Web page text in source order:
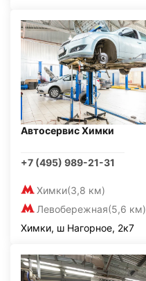
Автосервис Химки
+7 (495) 989-21-31
Химки(3,8 км)
Левобережная(5,6 км)
Химки, ш Нагорное, 2к7